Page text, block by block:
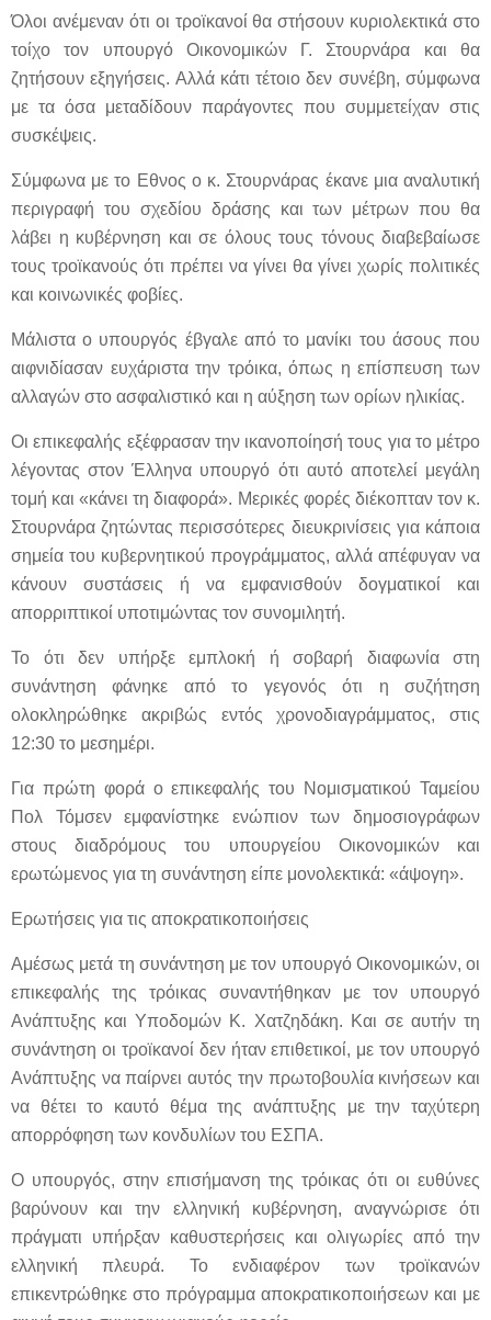
Όλοι ανέμεναν ότι οι τροϊκανοί θα στήσουν κυριολεκτικά στο
τοίχο τον υπουργό Οικονομικών Γ. Στουρνάρα και θα
ζητήσουν εξηγήσεις. Αλλά κάτι τέτοιο δεν συνέβη, σύμφωνα
με τα όσα μεταδίδουν παράγοντες που συμμετείχαν στις
συσκέψεις.
Σύμφωνα με το Εθνος ο κ. Στουρνάρας έκανε μια αναλυτική
περιγραφή του σχεδίου δράσης και των μέτρων που θα
λάβει η κυβέρνηση και σε όλους τους τόνους διαβεβαίωσε
τους τροϊκανούς ότι πρέπει να γίνει θα γίνει χωρίς πολιτικές
και κοινωνικές φοβίες.
Μάλιστα ο υπουργός έβγαλε από το μανίκι του άσους που
αιφνιδίασαν ευχάριστα την τρόικα, όπως η επίσπευση των
αλλαγών στο ασφαλιστικό και η αύξηση των ορίων ηλικίας.
Οι επικεφαλής εξέφρασαν την ικανοποίησή τους για το μέτρο
λέγοντας στον Έλληνα υπουργό ότι αυτό αποτελεί μεγάλη
τομή και «κάνει τη διαφορά». Μερικές φορές διέκοπταν τον κ.
Στουρνάρα ζητώντας περισσότερες διευκρινίσεις για κάποια
σημεία του κυβερνητικού προγράμματος, αλλά απέφυγαν να
κάνουν συστάσεις ή να εμφανισθούν δογματικοί και
απορριπτικοί υποτιμώντας τον συνομιλητή.
Το ότι δεν υπήρξε εμπλοκή ή σοβαρή διαφωνία στη
συνάντηση φάνηκε από το γεγονός ότι η συζήτηση
ολοκληρώθηκε ακριβώς εντός χρονοδιαγράμματος, στις
12:30 το μεσημέρι.
Για πρώτη φορά ο επικεφαλής του Νομισματικού Ταμείου
Πολ Τόμσεν εμφανίστηκε ενώπιον των δημοσιογράφων
στους διαδρόμους του υπουργείου Οικονομικών και
ερωτώμενος για τη συνάντηση είπε μονολεκτικά: «άψογη».
Ερωτήσεις για τις αποκρατικοποιήσεις
Αμέσως μετά τη συνάντηση με τον υπουργό Οικονομικών, οι
επικεφαλής της τρόικας συναντήθηκαν με τον υπουργό
Ανάπτυξης και Υποδομών Κ. Χατζηδάκη. Και σε αυτήν τη
συνάντηση οι τροϊκανοί δεν ήταν επιθετικοί, με τον υπουργό
Ανάπτυξης να παίρνει αυτός την πρωτοβουλία κινήσεων και
να θέτει το καυτό θέμα της ανάπτυξης με την ταχύτερη
απορρόφηση των κονδυλίων του ΕΣΠΑ.
Ο υπουργός, στην επισήμανση της τρόικας ότι οι ευθύνες
βαρύνουν και την ελληνική κυβέρνηση, αναγνώρισε ότι
πράγματι υπήρξαν καθυστερήσεις και ολιγωρίες από την
ελληνική πλευρά. Το ενδιαφέρον των τροϊκανών
επικεντρώθηκε στο πρόγραμμα αποκρατικοποιήσεων και με